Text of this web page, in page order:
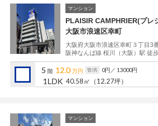
マンション
PLAISIR CAMPHRIER(プレ
大阪市浪速区幸町
大阪府大阪市浪速区幸町３丁目3
阪神なんば線 桜川（大阪）駅 徒
5 階 12.0万円 管/共 0円 ／ 13000円
1LDK 40.58㎡ （12.27坪）
マンション